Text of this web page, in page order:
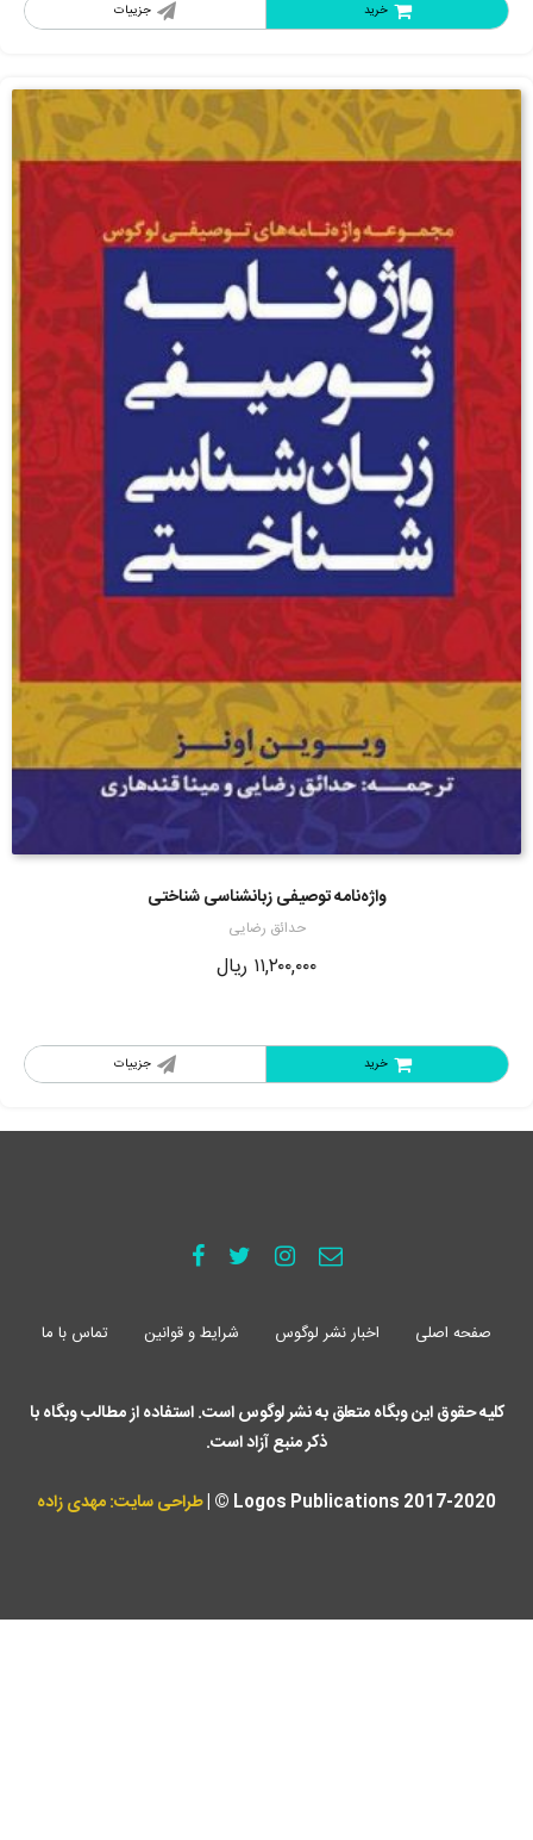
جزییات خرید
واژه‌نامه توصیفی زبانشناسی شناختی
حدائق رضایی
۱۱,۲۰۰,۰۰۰ ریال
جزییات خرید
صفحه اصلی اخبار نشر لوگوس شرایط و قوانین تماس با ما
کلیه حقوق این وبگاه متعلق به نشر لوگوس است. استفاده از مطالب وبگاه با
ذکر منبع آزاد است.
Logos Publications 2017-2020 © | طراحی سایت: مهدی زاده